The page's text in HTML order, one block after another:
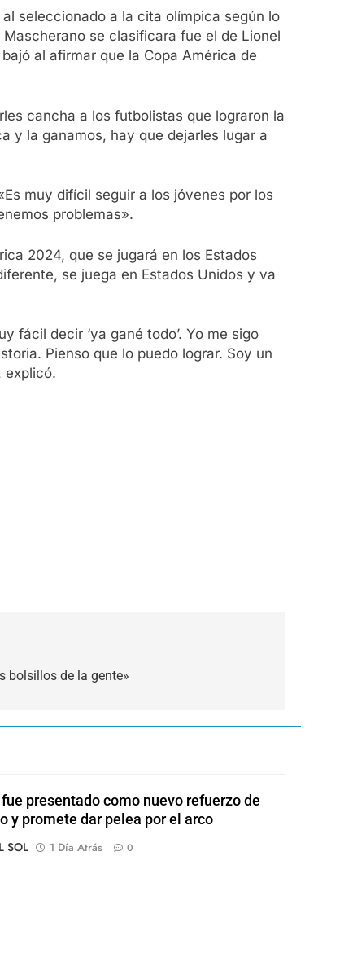
seleccionado a la cita olímpica según lo
se clasificara fue el de Lionel
al afirmar que la Copa América de
cancha a los futbolistas que lograron la
y la ganamos, hay que dejarles lugar a
muy difícil seguir a los jóvenes por los
problemas».
2024, que se jugará en los Estados
se juega en Estados Unidos y va
fácil decir ‘ya gané todo’. Yo me sigo
Pienso que lo puedo lograr. Soy un
explicó.
bolsillos de la gente»
presentado como nuevo refuerzo de
y promete dar pelea por el arco
SOL
1 Día Atrás 0